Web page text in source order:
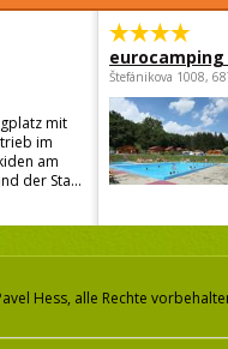
mit
im
am
der Sta...
Štefánikova 1008,
Hess, alle Rechte